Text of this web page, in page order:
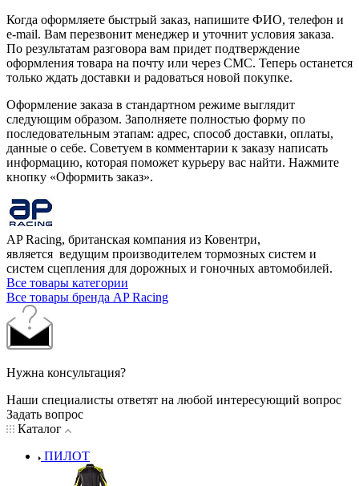
Когда оформляете быстрый заказ, напишите ФИО, телефон и
e-mail. Вам перезвонит менеджер и уточнит условия заказа.
По результатам разговора вам придет подтверждение
оформления товара на почту или через СМС. Теперь останется
только ждать доставки и радоваться новой покупке.
Оформление заказа в стандартном режиме выглядит
следующим образом. Заполняете полностью форму по
последовательным этапам: адрес, способ доставки, оплаты,
данные о себе. Советуем в комментарии к заказу написать
информацию, которая поможет курьеру вас найти. Нажмите
кнопку «Оформить заказ».
AP Racing, британская компания из Ковентри,
является ведущим производителем тормозных систем и
систем сцепления для дорожных и гоночных автомобилей.
Все товары категории
Все товары бренда AP Racing
Нужна консультация?
Наши специалисты ответят на любой интересующий вопрос
Задать вопрос
Каталог
ПИЛОТ